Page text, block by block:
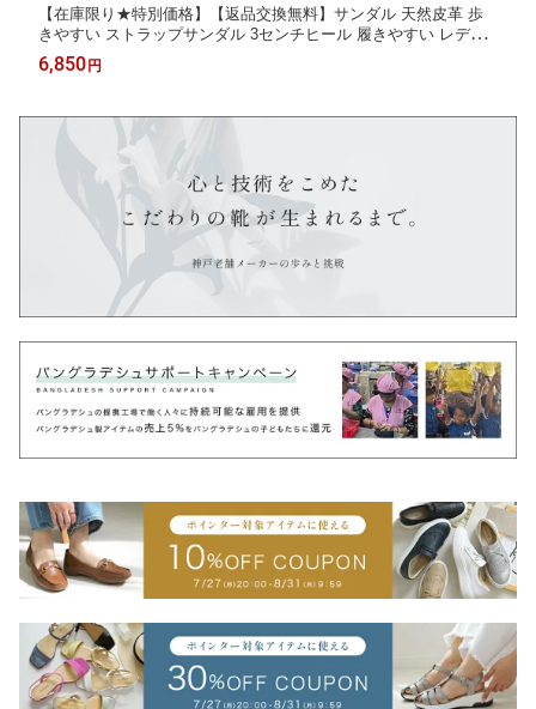
【在庫限り★特別価格】【返品交換無料】サンダル 天然皮革 歩
きやすい ストラップサンダル 3センチヒール 履きやすい レディ
ース クッション ベロクロ ブラック ホワイト ベージュ トラベル
旅行 カジュアル 柔らか リゾート バックストラップ
6,850円